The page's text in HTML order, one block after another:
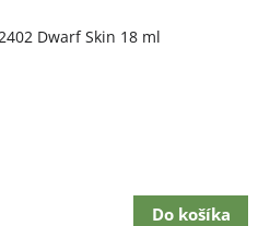
Dwarf Skin 18 ml
Do košíka